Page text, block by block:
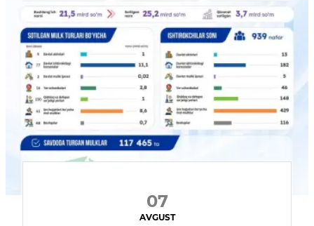
07
AVGUST